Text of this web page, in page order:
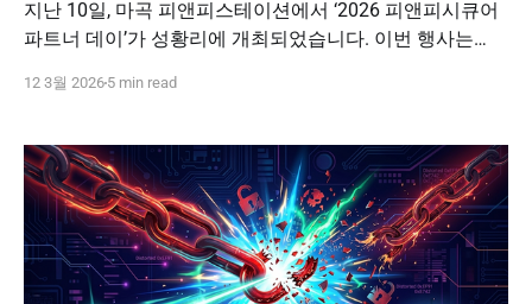
지난 10일, 마곡 피앤피스테이션에서 ‘2026 피앤피시큐어
파트너 데이’가 성황리에 개최되었습니다. 이번 행사는
력 체계를 다시 한번 확인하는 뜻깊은 자리였습니다. 보안
시하는 미래 전략과 실질적인 영업 가이드를 공유했던 현
장의 주요 내용을 정리해 드립니다. 📋 2026 파트너 데이
주요 아젠다
12 3월 2026 5 min read